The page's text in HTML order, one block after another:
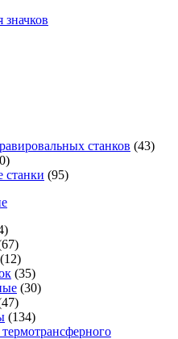
значков
станков (43)
станки (95)
(12)
(35)
(30)
(134)